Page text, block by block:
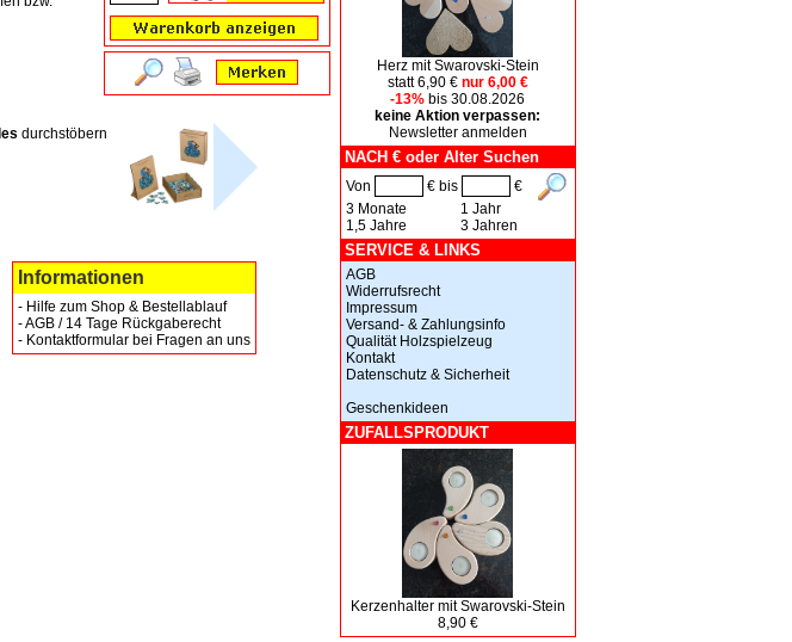
durchstöbern
Informationen
- Hilfe zum Shop & Bestellablauf
-AGB / 14 Tage Rückgaberecht
- Kontaktformular bei Fragen an uns
Herz mit Swarovski-Stein
statt 6,90 €nur 6,00 €
-13% bis 30.08.2026
keine Aktion verpassen:
Newsletter anmelden
NACH € oder Alter Suchen
Von € bis
€
3 Monate
1,5 Jahre
1 Jahr
3 Jahren
SERVICE & LINKS
AGB
Widerrufsrecht
Impressum
Versand- & Zahlungsinfo
Qualität Holzspielzeug
Kontakt
Datenschutz & Sicherheit
Geschenkideen
ZUFALLSPRODUKT
Kerzenhalter mit Swarovski-Stein
8,90 €